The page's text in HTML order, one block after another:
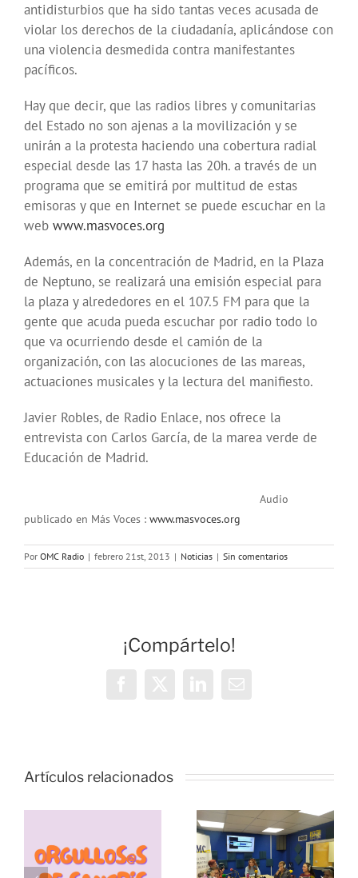
antidisturbios que ha sido tantas veces acusada de
violar los derechos de la ciudadanía, aplicándose con
una violencia desmedida contra manifestantes
pacíficos.
Hay que decir, que las radios libres y comunitarias
del Estado no son ajenas a la movilización y se
unirán a la protesta haciendo una cobertura radial
especial desde las 17 hasta las 20h. a través de un
programa que se emitirá por multitud de estas
emisoras y que en Internet se puede escuchar en la
web www.masvoces.org
Además, en la concentración de Madrid, en la Plaza
de Neptuno, se realizará una emisión especial para
la plaza y alrededores en el 107.5 FM para que la
gente que acuda pueda escuchar por radio todo lo
que va ocurriendo desde el camión de la
organización, con las alocuciones de las mareas,
actuaciones musicales y la lectura del manifiesto.
Javier Robles, de Radio Enlace, nos ofrece la
entrevista con Carlos García, de la marea verde de
Educación de Madrid.
Audio
publicado en Más Voces : www.masvoces.org
Por OMC Radio | febrero 21st, 2013 | Noticias | Sin comentarios
¡Compártelo!
Artículos relacionados
estrategias
resiliencia
pandemia,
Échale